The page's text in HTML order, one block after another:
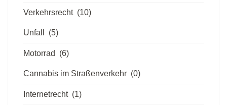
Verkehrsrecht (10)
Unfall (5)
Motorrad (6)
Cannabis im Straßenverkehr (0)
Internetrecht (1)